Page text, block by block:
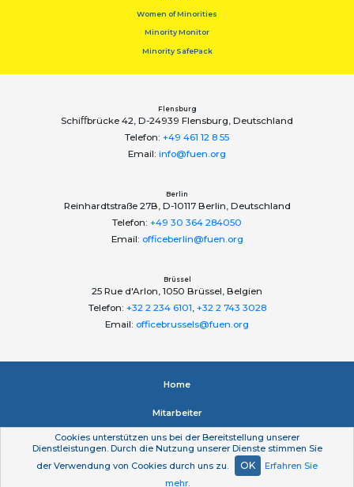
Women of Minorities
Minority Monitor
Minority SafePack
Flensburg
Schiﬀbrücke 42, D-24939 Flensburg, Deutschland
Telefon: +49 461 12 8 55
Email: info@fuen.org
Berlin
Reinhardtstraße 27B, D-10117 Berlin, Deutschland
Telefon: +49 30 364 284050
Email: officeberlin@fuen.org
Brüssel
25 Rue d'Arlon, 1050 Brüssel, Belgien
Telefon: +32 2 234 6101, +32 2 743 3028
Email: officebrussels@fuen.org
Home
Mitarbeiter
Impressum
Datenschutzerklärung
Cookies unterstützen uns bei der Bereitstellung unserer
Dienstleistungen. Durch die Nutzung unserer Dienste stimmen Sie
der Verwendung von Cookies durch uns zu.
OK
Erfahren Sie
mehr.